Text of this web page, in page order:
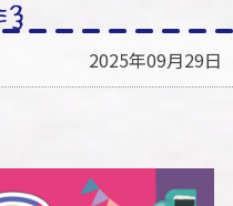
2025年09月29日